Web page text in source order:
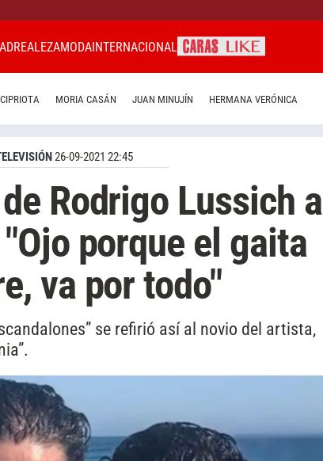
REALEZAMODAINTERNACIONAL
MORIA CASÁN JUAN MINUJÍN HERMANA VERÓNICA
26-09-2021 22:45
Rodrigo Lussich a
porque el gaita
va por todo"
se refirió así al novio del artista,